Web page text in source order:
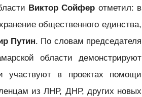
Виктор Сойфер отметил: в
общественного единства,
Путин. По словам председателя
области демонстрируют
участвуют в проектах помощи
из ЛНР, ДНР, других новых